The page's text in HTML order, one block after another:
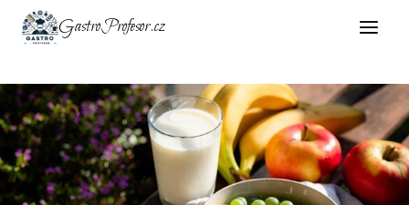
Přeskočit
GastroProfesor.cz